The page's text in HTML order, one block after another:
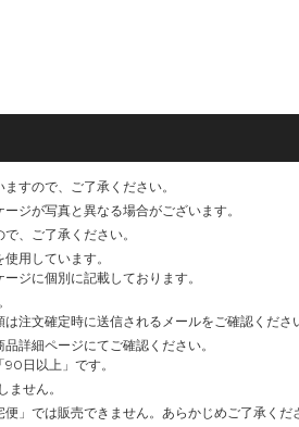
すので、ご了承ください。
ジが写真と異なる場合がございます。
、ご了承ください。
用しています。
ジに個別に記載しております。
注文確定時に送信されるメールをご確認くださ
詳細ページにてご確認ください。
日以上」です。
せん。
」では販売できません。あらかじめご了承くだ